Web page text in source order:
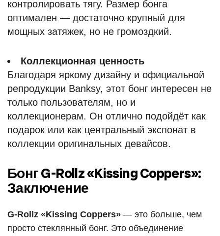
контролировать тягу. Размер бонга
оптимален — достаточно крупный для
мощных затяжек, но не громоздкий.
Коллекционная ценность
Благодаря яркому дизайну и официальной
репродукции Banksy, этот бонг интересен не
только пользователям, но и
коллекционерам. Он отлично подойдёт как
подарок или как центральный экспонат в
коллекции оригинальных девайсов.
Бонг G-Rollz «Kissing Coppers»:
Заключение
G-Rollz «Kissing Coppers» — это больше, чем
просто стеклянный бонг. Это объединение